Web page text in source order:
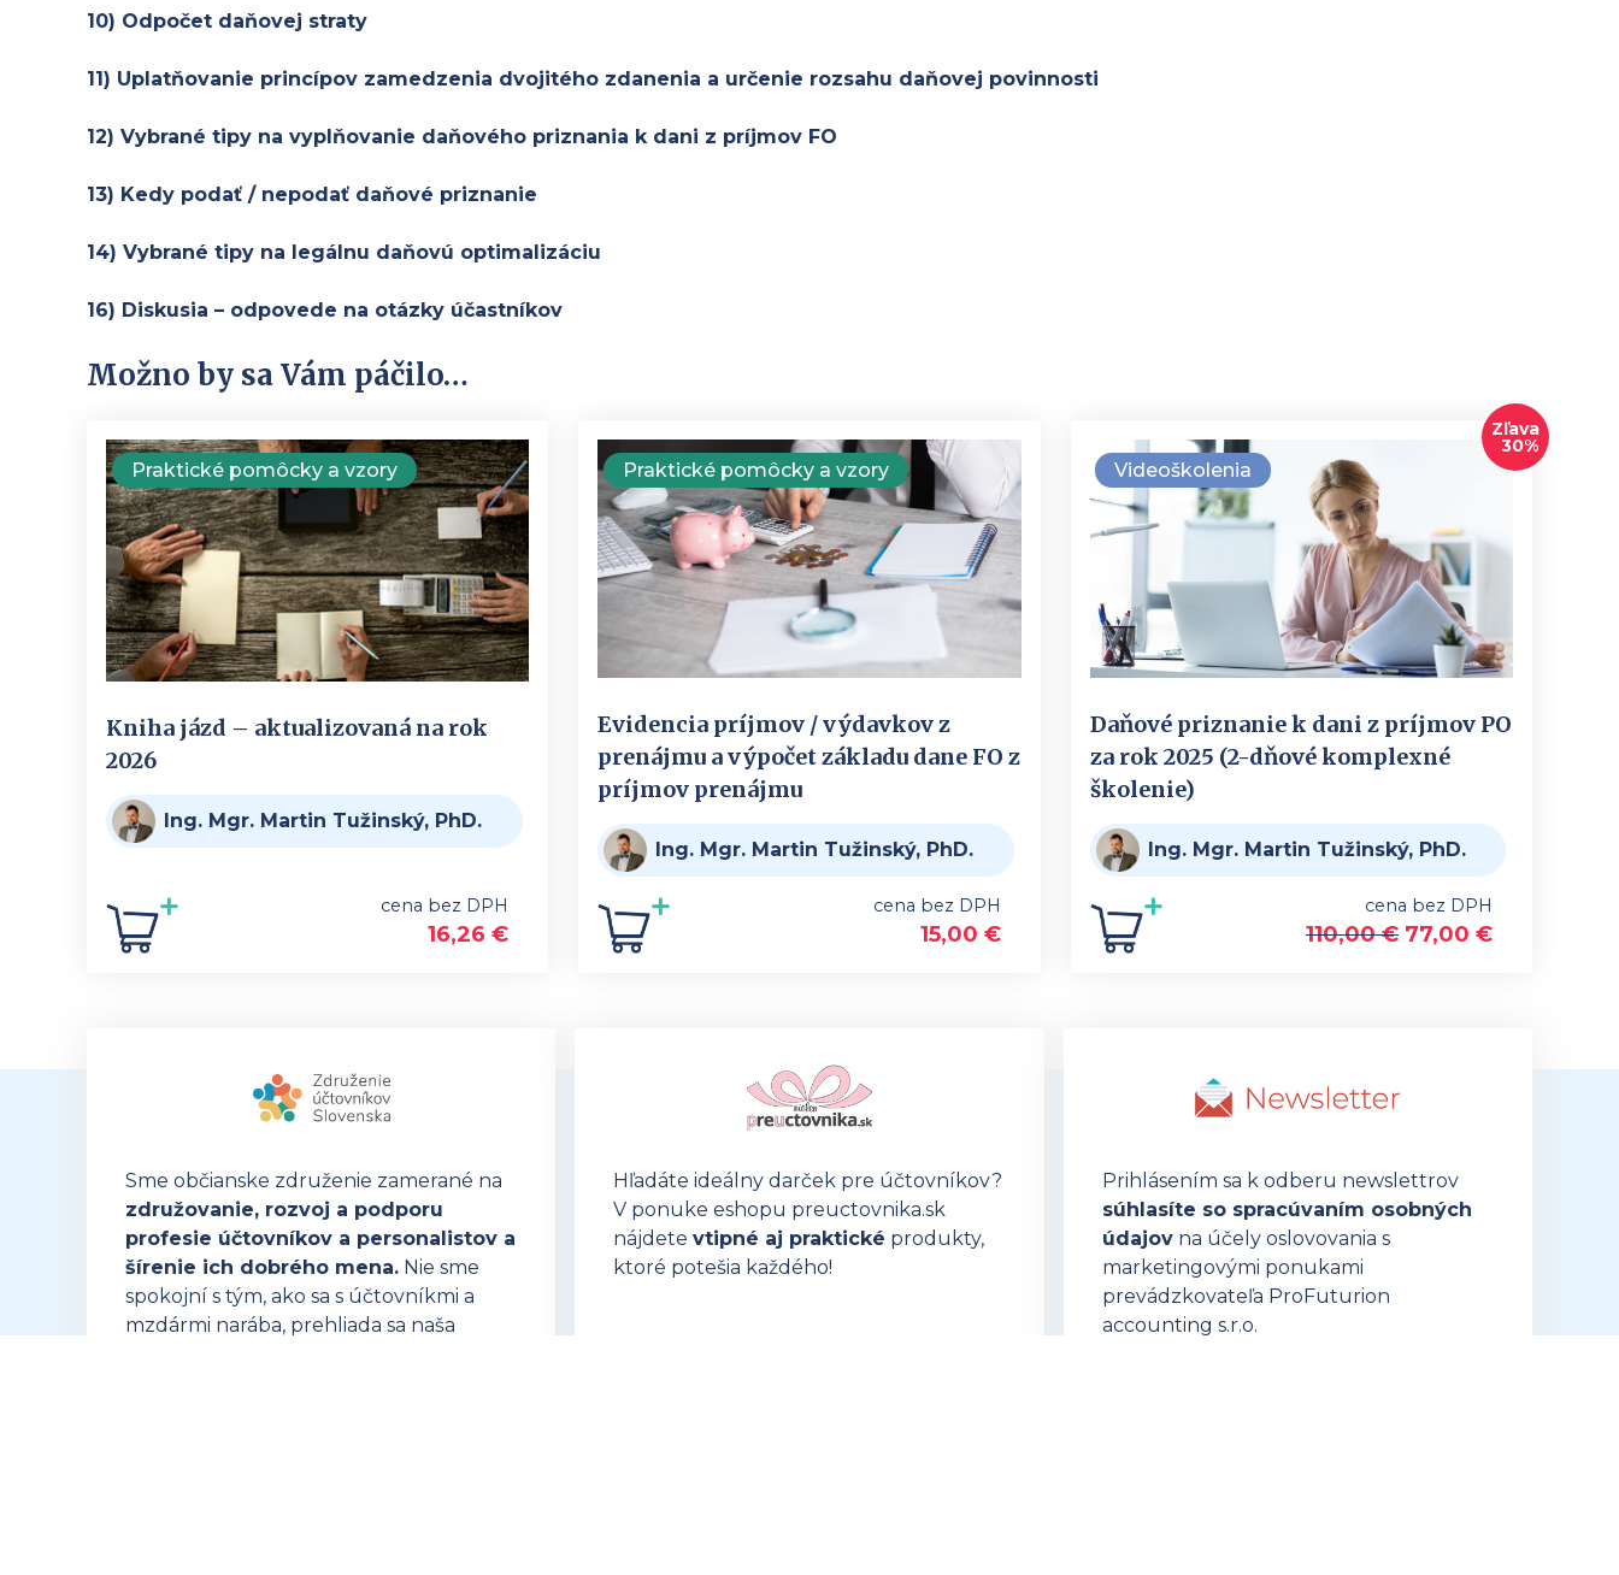
10) Odpočet daňovej straty
11) Uplatňovanie princípov zamedzenia dvojitého zdanenia a určenie rozsahu daňovej povinnosti
12) Vybrané tipy na vyplňovanie daňového priznania k dani z príjmov FO
13) Kedy podať / nepodať daňové priznanie
14) Vybrané tipy na legálnu daňovú optimalizáciu
16) Diskusia – odpovede na otázky účastníkov
Možno by sa Vám páčilo…
Praktické pomôcky a vzory
Kniha jázd – aktualizovaná na rok
2026
Ing. Mgr. Martin Tužinský, PhD.
cena bez DPH
16,26€
Praktické pomôcky a vzory
Evidencia príjmov / výdavkov z
prenájmu a výpočet základu dane FO z
príjmov prenájmu
Ing. Mgr. Martin Tužinský, PhD.
cena bez DPH
15,00 €
Videoškolenia
Zľava
30%
Daňové priznanie k dani z príjmov PO
za rok 2025 (2-dňové komplexné
školenie)
Ing. Mgr. Martin Tužinský, PhD.
cena bez DPH
110,00€ 77,00 €
Sme občianske združenie zamerané na
združovanie, rozvoj a podporu
profesie účtovníkov a personalistov a
šírenie ich dobrého mena. Nie sme
spokojní s tým, ako sa s účtovníkmi a
mzdármi narába, prehliada sa naša
Hľadáte ideálny darček pre účtovníkov?
V ponuke eshopu preuctovnika.sk
nájdetevtipné aj praktické produkty,
ktoré potešia každého!
Prihlásením sa k odberu newslettrov
súhlasíte so spracúvaním osobných
údajovna účely oslovovania s
marketingovými ponukami
prevádzkovateľa ProFuturion
accounting s.r.o.